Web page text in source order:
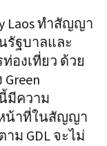
Laos ทำสัญญา
รัฐบาลและ
องเที่ยว ด้วย
มีความ
น้าที่ในสัญญา
ม GDL จะไม่